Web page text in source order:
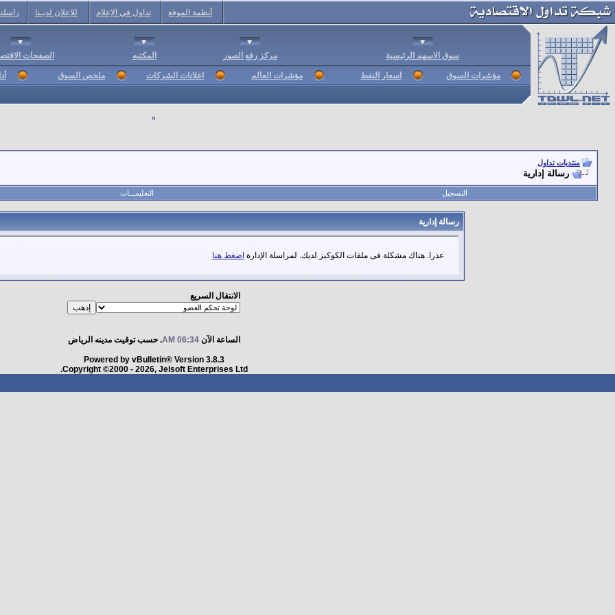
أنظمة الموقع تداول في الإعلام للإعلان لديـنا
سوق الاسهم الرئيسية مركز رفع الصور المكتبه الصفحات
مؤشرات السوق اسعار النفط مؤشرات العالم اعلانات الشركات ملخص السوق
منتديات تداول
رسالة إدارية
التسجيل التعليمـــات
رسالة إدارية
عذرا. هناك مشكلة فى ملفات الكوكيز لديك. لمراسلة الإدارة اضغط هنا
الانتقال السريع
الساعة الآن06:34 AM . حسب توقيت مدينه الرياض
Powered by vBulletin® Version 3.8.3
Copyright ©2000 - 2026, Jelsoft Enterprises Ltd.